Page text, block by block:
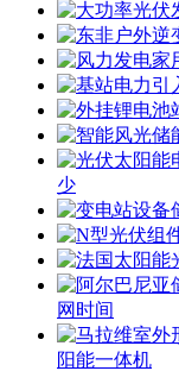
少
网时间
阳能一体机